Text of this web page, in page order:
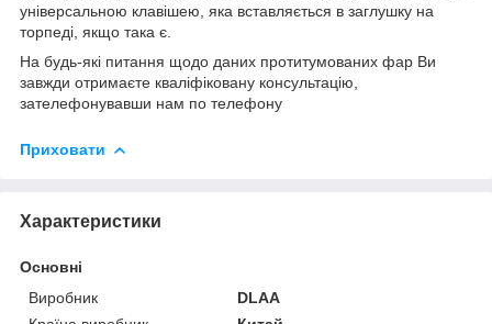
універсальною клавішею, яка вставляється в заглушку на
торпеді, якщо така є.
На будь-які питання щодо даних протитумованих фар Ви
завжди отримаєте кваліфіковану консультацію,
зателефонувавши нам по телефону
Приховати
Характеристики
Основні
Виробник
DLAA